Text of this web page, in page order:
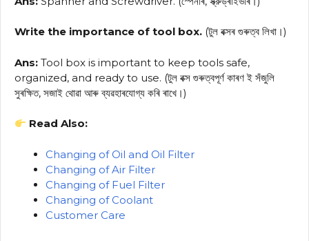
Write the importance of tool box. (টুল বক্সৰ গুৰুত্ব লিখা।)
Ans: Tool box is important to keep tools safe,
organized, and ready to use. (টুল বক্স গুৰুত্বপূৰ্ণ কাৰণ ই সঁজুলি
সুৰক্ষিত, সজাই থোৱা আৰু ব্যৱহাৰযোগ্য কৰি ৰাখে।)
Read Also:
Changing of Oil and Oil Filter
Changing of Air Filter
Changing of Fuel Filter
Changing of Coolant
Customer Care